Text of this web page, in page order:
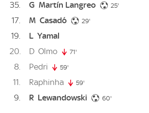
35 G Martín Langreo 25'
17 M Casadó 29'
19 L Yamal
20
D Olmo 71'
8 Pedri 59'
11 Raphinha 59'
9 R Lewandowski 60'